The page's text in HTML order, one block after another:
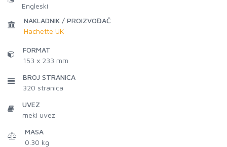
Engleski
NAKLADNIK / PROIZVOĐAČ
Hachette UK
FORMAT
153 x 233 mm
BROJ STRANICA
320 stranica
UVEZ
meki uvez
MASA
0.30 kg